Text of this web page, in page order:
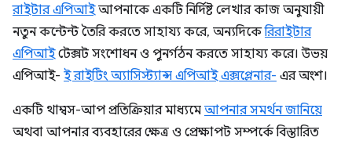
রাইটার এপিআইআপনাকে একটি নির্দিষ্ট লেখার কাজ অনুযায়ী
নতুন কন্টেন্ট তৈরি করতে সাহায্য করে, অন্যদিকেরিরাইটার
এপিআইটেক্সট সংশোধন ও পুনর্গঠন করতে সাহায্য করে। উভয়
এপিআই- ই রাইটিং অ্যাসিস্ট্যান্স এপিআই এক্সপ্লেনার- এর অংশ।
একটি থাম্বস-আপ প্রতিক্রিয়ার মাধ্যমে আপনার সমর্থন জানিয়ে
অথবা আপনার ব্যবহারের ক্ষেত্র ও প্রেক্ষাপট সম্পর্কে বিস্তারিত